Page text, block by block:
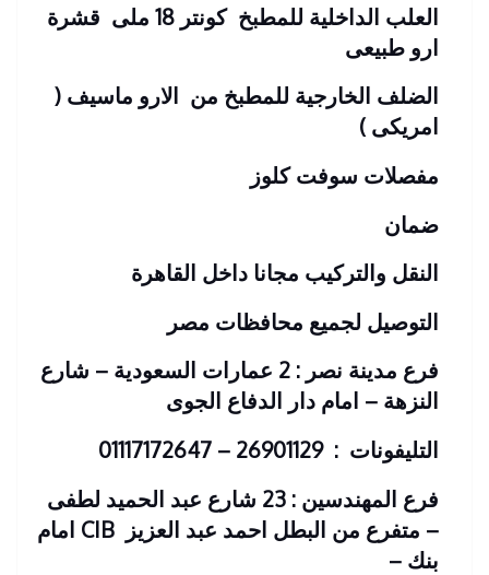
العلب الداخلية للمطبخ كونتر 18 ملى قشرة
ارو طبيعى
الضلف الخارجية للمطبخ من الارو ماسيف (
امريكى )
مفصلات سوفت كلوز
ضمان
النقل والتركيب مجانا داخل القاهرة
التوصيل لجميع محافظات مصر
فرع مدينة نصر : 2 عمارات السعودية – شارع
النزهة – امام دار الدفاع الجوى
التليفونات : 26901129 – 01117172647
فرع المهندسين : 23 شارع عبد الحميد لطفى
– متفرع من البطل احمد عبد العزيز
CIB امام
بنك –